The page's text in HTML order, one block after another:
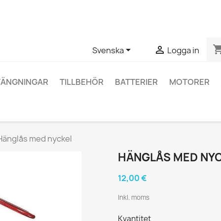
Svenska  Logga in
TILLBEHÖR BATTERIER MOTORER
med nyckel
HÄNGLÅS MED
12,00 €
Inkl. moms
Kvantitet